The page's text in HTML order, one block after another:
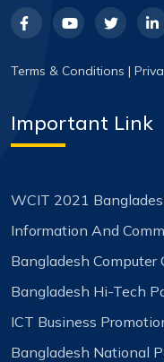
Terms & Conditions |
Important Link
WCIT 2021
Information And
Bangladesh Computer
Bangladesh Hi-Tech
ICT Business
Bangladesh National